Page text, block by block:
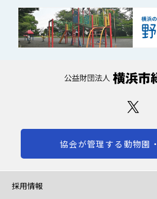
協会が管理する動物園
採用情報